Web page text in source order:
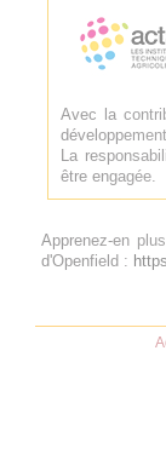
Avec la
La
être engagée.
Apprenez-en
d'Openfield :